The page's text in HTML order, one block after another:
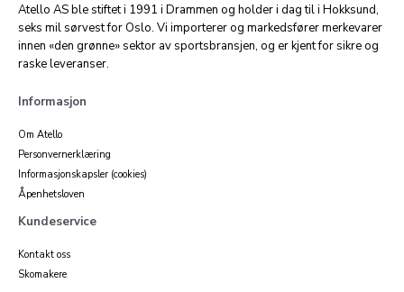
Atello AS ble stiftet i 1991 i Drammen og holder i dag til i Hokksund,
seks mil sørvest for Oslo. Vi importerer og markedsfører merkevarer
innen «den grønne» sektor av sportsbransjen, og er kjent for sikre og
raske leveranser.
Informasjon
Om Atello
Personvernerklæring
Informasjonskapsler (cookies)
Åpenhetsloven
Kundeservice
Kontakt oss
Skomakere